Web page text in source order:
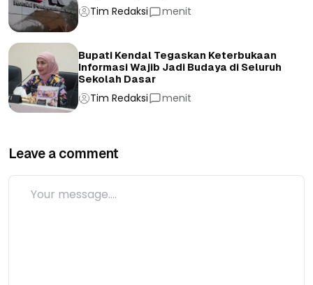
Tim Redaksi menit
Bupati Kendal Tegaskan Keterbukaan
Informasi Wajib Jadi Budaya di Seluruh
Sekolah Dasar
Tim Redaksi menit
Leave a comment